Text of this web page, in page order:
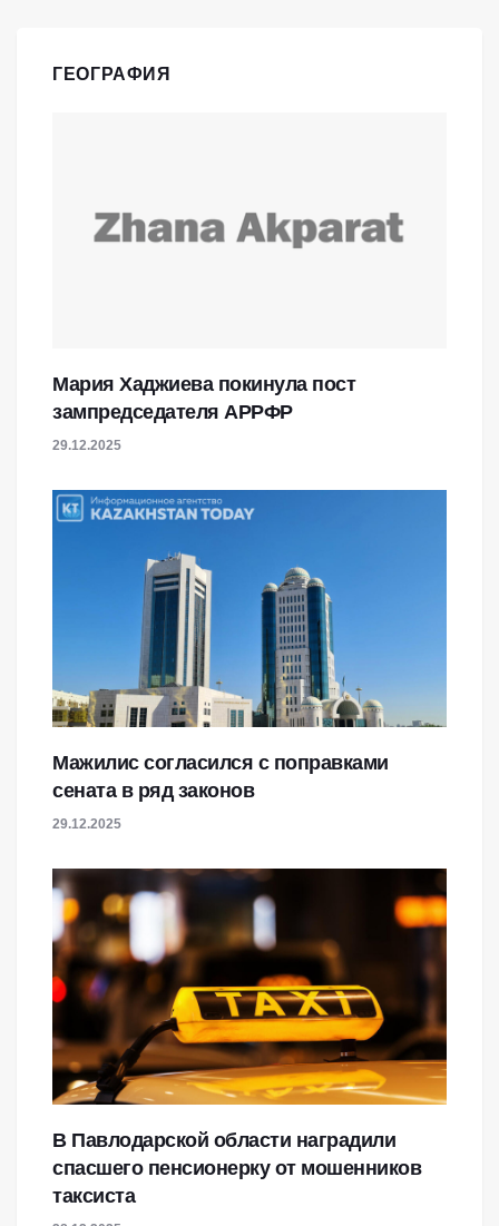
ГЕОГРАФИЯ
Мария Хаджиева покинула пост
зампредседателя АРРФР
29.12.2025
Мажилис согласился с поправками
сената в ряд законов
29.12.2025
В Павлодарской области наградили
спасшего пенсионерку от мошенников
таксиста